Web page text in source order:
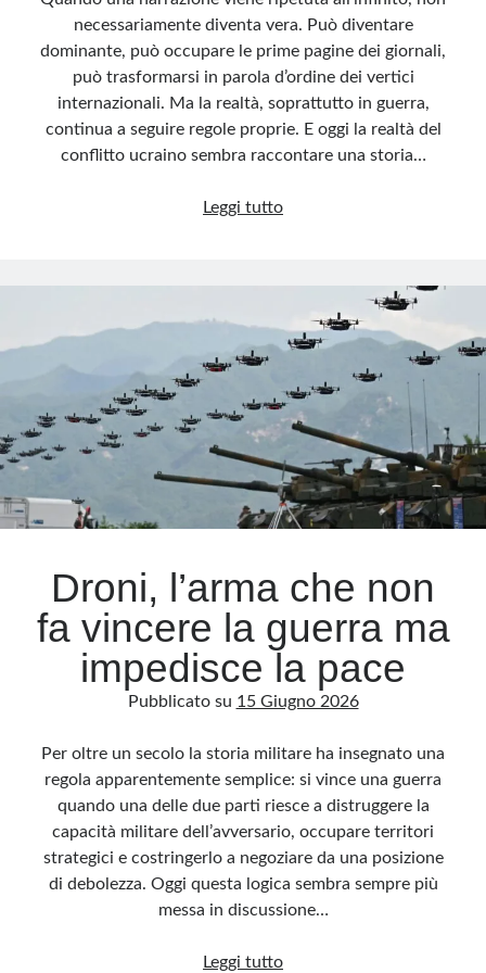
necessariamente diventa vera. Può diventare
dominante, può occupare le prime pagine dei giornali,
può trasformarsi in parola d’ordine dei vertici
internazionali. Ma la realtà, soprattutto in guerra,
continua a seguire regole proprie. E oggi la realtà del
conflitto ucraino sembra raccontare una storia…
Leggi tuttoLa
vittoria
ucraina
che
c’è
Droni, l’arma che non
fa vincere la guerra ma
impedisce la pace
Pubblicato su 15 Giugno 2026
Per oltre un secolo la storia militare ha insegnato una
regola apparentemente semplice: si vince una guerra
quando una delle due parti riesce a distruggere la
capacità militare dell’avversario, occupare territori
strategici e costringerlo a negoziare da una posizione
di debolezza. Oggi questa logica sembra sempre più
messa in discussione…
Leggi tuttoDroni,